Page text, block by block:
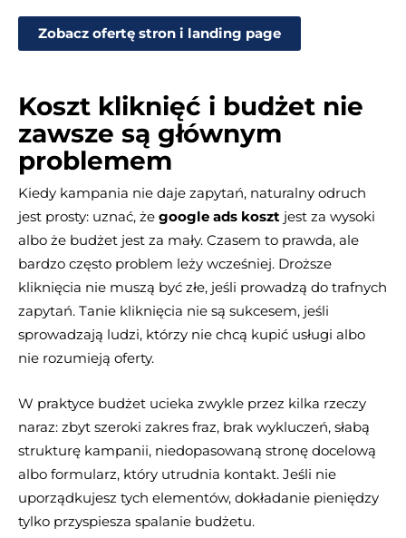
Zobacz ofertę stron i landing page
Koszt kliknięć i budżet nie
zawsze są głównym
problemem
Kiedy kampania nie daje zapytań, naturalny odruch
jest prosty: uznać, że google ads koszt jest za wysoki
albo że budżet jest za mały. Czasem to prawda, ale
bardzo często problem leży wcześniej. Droższe
kliknięcia nie muszą być złe, jeśli prowadzą do trafnych
zapytań. Tanie kliknięcia nie są sukcesem, jeśli
sprowadzają ludzi, którzy nie chcą kupić usługi albo
nie rozumieją oferty.
W praktyce budżet ucieka zwykle przez kilka rzeczy
naraz: zbyt szeroki zakres fraz, brak wykluczeń, słabą
strukturę kampanii, niedopasowaną stronę docelową
albo formularz, który utrudnia kontakt. Jeśli nie
uporządkujesz tych elementów, dokładanie pieniędzy
tylko przyspiesza spalanie budżetu.